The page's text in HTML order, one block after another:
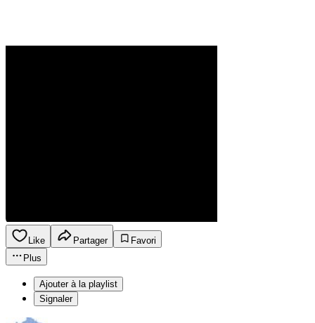
Like Partager
Favori
Plus
Ajouter à la playlist
Signaler